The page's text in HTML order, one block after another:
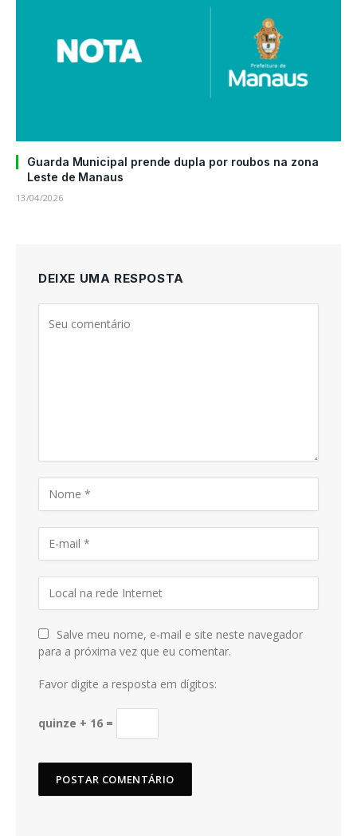
Guarda Municipal prende dupla por roubos na zona
Leste de Manaus
13/04/2026
DEIXE UMA RESPOSTA
Salve meu nome, e-mail e site neste navegador
para a próxima vez que eu comentar.
Favor digite a resposta em dígitos:
quinze + 16 =